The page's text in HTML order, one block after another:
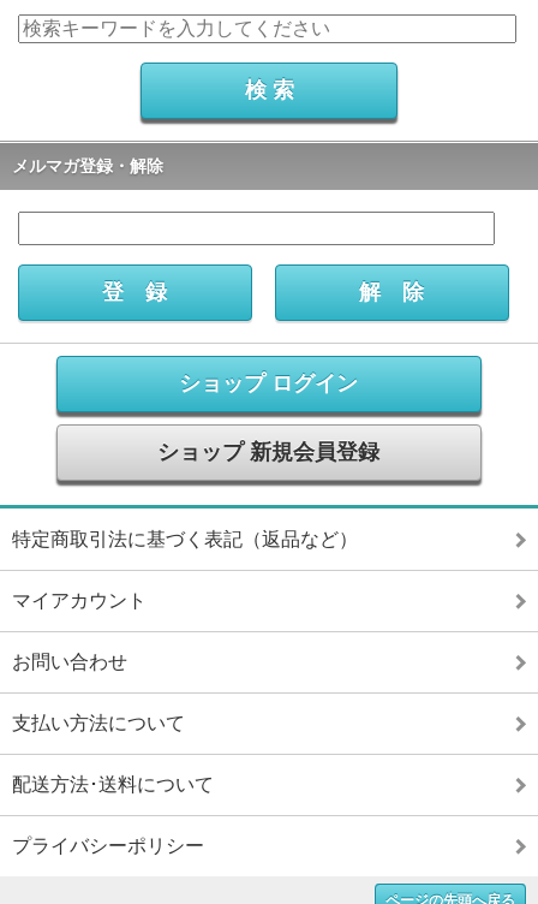
メルマガ登録・解除
ショップ ログイン
ショップ 新規会員登録
特定商取引法に基づく表記（返品など）
マイアカウント
お問い合わせ
支払い方法について
配送方法･送料について
プライバシーポリシー
ページの先頭へ戻る